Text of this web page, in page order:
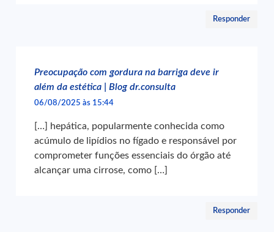
Responder
Preocupação com gordura na barriga deve ir
além da estética | Blog dr.consulta
06/08/2025 às 15:44
[…] hepática, popularmente conhecida como
acúmulo de lipídios no fígado e responsável por
comprometer funções essenciais do órgão até
alcançar uma cirrose, como […]
Responder